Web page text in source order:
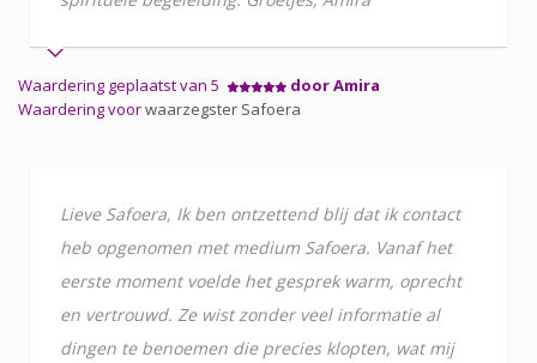
Waardering geplaatst van 5
door Amira
Waardering voorwaarzegster Safoera
Lieve Safoera, Ik ben ontzettend blij dat ik contact
heb opgenomen met medium Safoera. Vanaf het
eerste moment voelde het gesprek warm, oprecht
en vertrouwd. Ze wist zonder veel informatie al
dingen te benoemen die precies klopten, wat mij